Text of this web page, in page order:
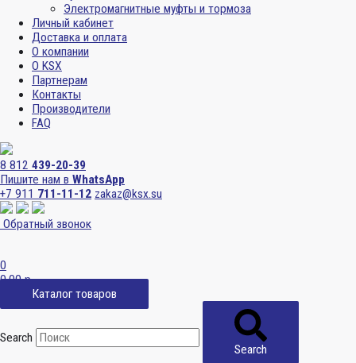
Электромагнитные муфты и тормоза
Личный кабинет
Доставка и оплата
О компании
О KSX
Партнерам
Контакты
Производители
FAQ
8 812 439-20-39
Пишите нам в WhatsApp
+7 911 711-11-12 zakaz@ksx.su
Обратный звонок
0
0,00р.
Каталог товаров
Search
Search